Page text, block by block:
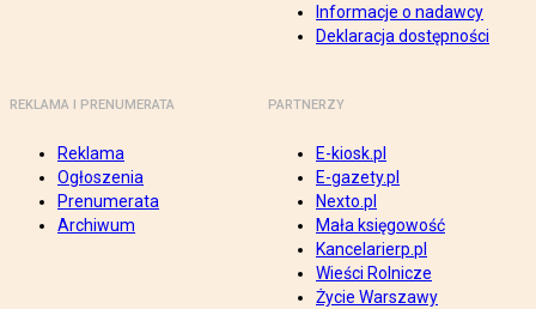
Informacje o nadawcy
Deklaracja dostępności
REKLAMA I PRENUMERATA
Reklama
Ogłoszenia
Prenumerata
Archiwum
PARTNERZY
E-kiosk.pl
E-gazety.pl
Nexto.pl
Mała księgowość
Kancelarierp.pl
Wieści Rolnicze
Życie Warszawy